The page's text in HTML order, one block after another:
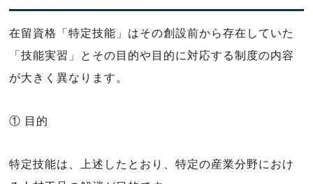
在留資格「特定技能」はその創設前から存在していた
「技能実習」とその目的や目的に対応する制度の内容
が大きく異なります。
① 目的
特定技能は、上述したとおり、特定の産業分野におけ